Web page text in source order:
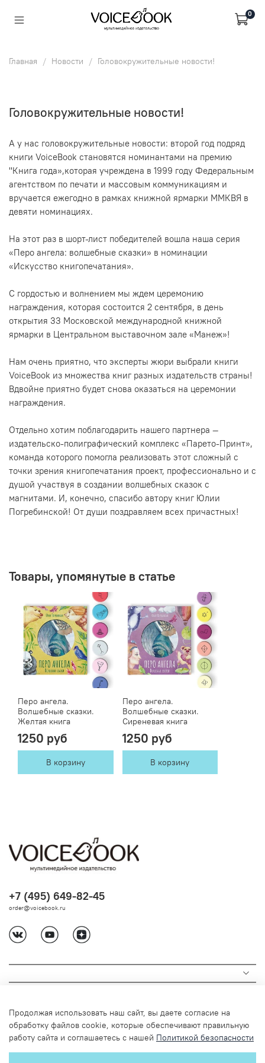
0
Главная Новости Головокружительные новости!
Головокружительные новости!
А у нас головокружительные новости: второй год подряд
книги VoiceBook становятся номинантами на премию
"Книга года»,которая учреждена в 1999 году Федеральным
агентством по печати и массовым коммуникациям и
вручается ежегодно в рамках книжной ярмарки ММКВЯ в
девяти номинациях.
На этот раз в шорт-лист победителей вошла наша серия
«Перо ангела: волшебные сказки» в номинации
«Искусство книгопечатания».
С гордостью и волнением мы ждем церемонию
награждения, которая состоится 2 сентября, в день
открытия 33 Московской международной книжной
ярмарки в Центральном выставочном зале «Манеж»!
Нам очень приятно, что эксперты жюри выбрали книги
VoiceBook из множества книг разных издательств страны!
Вдвойне приятно будет снова оказаться на церемонии
награждения.
Отдельно хотим поблагодарить нашего партнера —
издательско-полиграфический комплекс «Парето-Принт»,
команда которого помогла реализовать этот сложный с
точки зрения книгопечатания проект, профессионально и с
душой участвуя в создании волшебных сказок с
магнитами. И, конечно, спасибо автору книг Юлии
Погребинской! От души поздравляем всех причастных!
Товары, упомянутые в статье
Перо ангела.
Волшебные сказки.
Желтая книга
1250 руб
В корзину
Перо ангела.
Волшебные сказки.
Сиреневая книга
1250 руб
В корзину
+7 (495) 649-82-45
order@voicebook.ru
Продолжая использовать наш сайт, вы даете согласие на
обработку файлов cookie, которые обеспечивают правильную
работу сайта и соглашаетесь с нашей Политикой безопасности